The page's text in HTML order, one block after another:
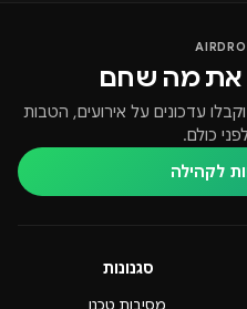
את מה שחם
עדכונים על אירועים, הטבות
כולם.
לקהילה
סגנונות
מסיבות טכנו